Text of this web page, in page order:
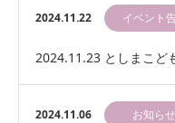
決定！！＠池袋西口グ
2024.11.22 イベント
2024.11.23 としまこど
展・出演します
2024.11.06 お知らせ